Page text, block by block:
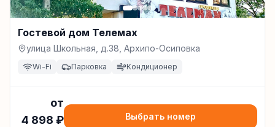
Гостевой дом Телемах
улица Школьная, д.38, Архипо-Осиповка
Wi-Fi Парковка Кондиционер
от
4 898 ₽ Выбрать номер